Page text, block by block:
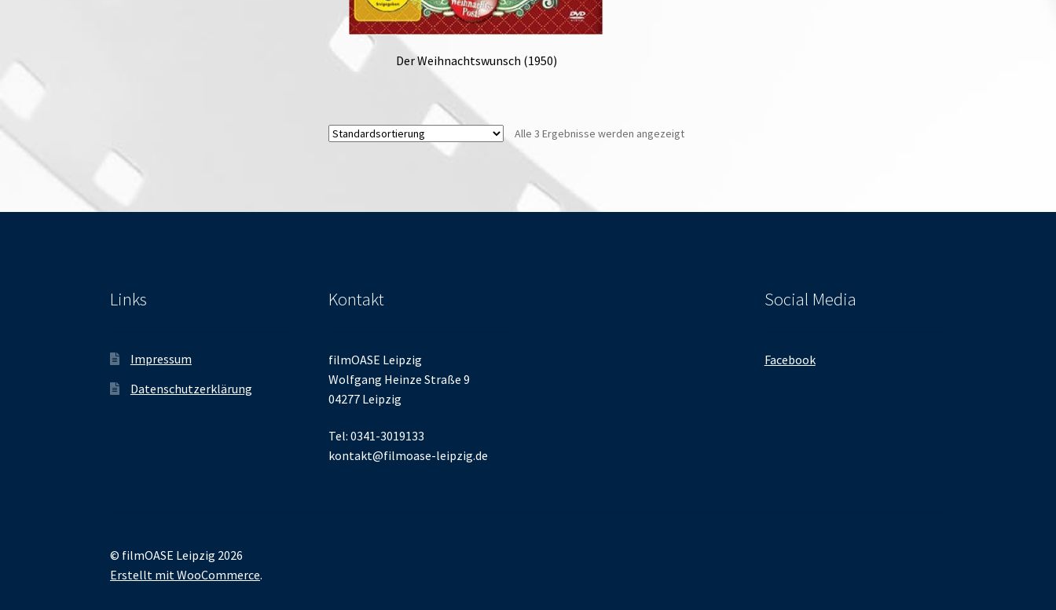
Der Weihnachtswunsch (1950)
Alle 3 Ergebnisse werden angezeigt
Links
Impressum
Datenschutzerklärung
Kontakt
filmOASE Leipzig
Wolfgang Heinze Straße 9
04277 Leipzig
Tel: 0341-3019133
kontakt@filmoase-leipzig.de
Social Media
Facebook
© filmOASE Leipzig 2026
Erstellt mit WooCommerce.